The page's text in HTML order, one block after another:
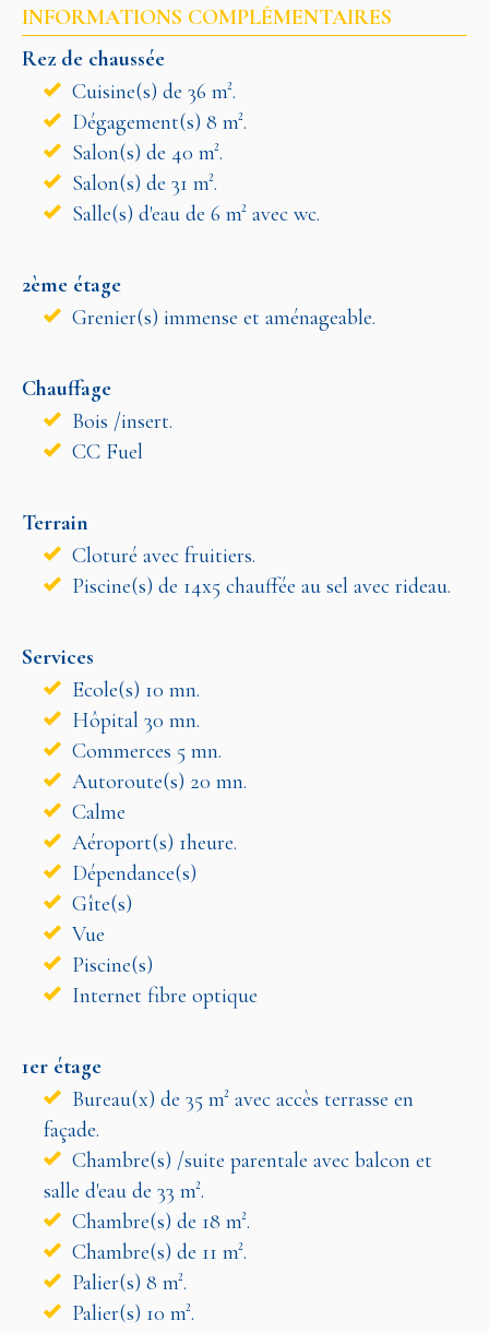
INFORMATIONS COMPLÉMENTAIRES
Rez de chaussée
Cuisine(s) de 36 m².
Dégagement(s) 8 m².
Salon(s) de 40 m².
Salon(s) de 31 m².
Salle(s) d'eau de 6 m² avec wc.
2ème étage
Grenier(s) immense et aménageable.
Chauffage
Bois /insert.
CC Fuel
Terrain
Cloturé avec fruitiers.
Piscine(s) de 14x5 chauffée au sel avec rideau.
Services
Ecole(s) 10 mn.
Hôpital 30 mn.
Commerces 5 mn.
Autoroute(s) 20 mn.
Calme
Aéroport(s) 1heure.
Dépendance(s)
Gîte(s)
Vue
Piscine(s)
Internet fibre optique
1er étage
Bureau(x) de 35 m² avec accès terrasse en
façade.
Chambre(s) /suite parentale avec balcon et
salle d'eau de 33 m².
Chambre(s) de 18 m².
Chambre(s) de 11 m².
Palier(s) 8 m².
Palier(s) 10 m².